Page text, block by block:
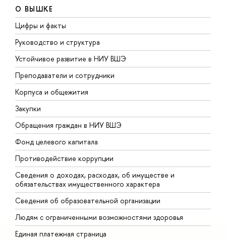
О ВЫШКЕ
Цифры и факты
Руководство и структура
Устойчивое развитие в НИУ ВШЭ
Преподаватели и сотрудники
Корпуса и общежития
Закупки
Обращения граждан в НИУ ВШЭ
Фонд целевого капитала
Противодействие коррупции
Сведения о доходах, расходах, об имуществе и
обязательствах имущественного характера
Сведения об образовательной организации
Людям с ограниченными возможностями здоровья
Единая платежная страница